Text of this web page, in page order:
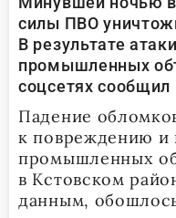
силы ПВО
В результате
промышленных
соцсетях сообщил
Падение
к повреждению и
промышленных
в Кстовском
данным,